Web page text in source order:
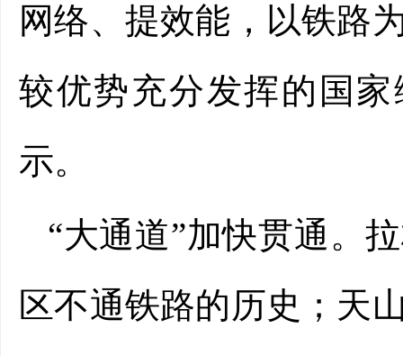
网络、提效能，以铁路
较优势充分发挥的国
示。
“大通道”加快贯通。
区不通铁路的历史；天